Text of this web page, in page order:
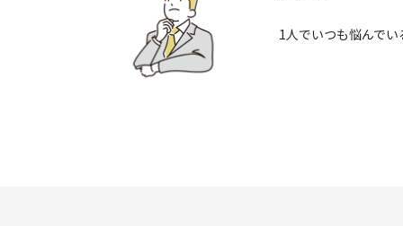
1人でいつも悩んでい